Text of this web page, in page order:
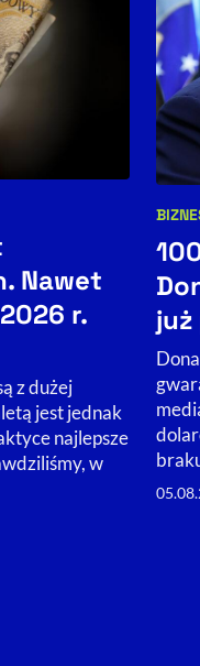
Nawet
r.
z dużej
jest jednak
najlepsze
w
już